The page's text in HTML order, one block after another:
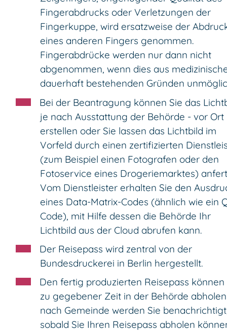
Fingerabdrucks oder Verletzungen der
Fingerkuppe, wird ersatzweise der
eines anderen Fingers genommen.
Fingerabdrücke werden nur dann nicht
abgenommen, wenn dies aus
dauerhaft bestehenden Gründen
Bei der Beantragung können Sie das
je nach Ausstattung der Behörde - vor Ort
erstellen oder Sie lassen das Lichtbild im
Vorfeld durch einen zertifizierten
(zum Beispiel einen Fotografen oder den
Fotoservice eines Drogeriemarktes)
Vom Dienstleister erhalten Sie den
eines Data-Matrix-Codes (ähnlich wie ein
Code), mit Hilfe dessen die Behörde Ihr
Lichtbild aus der Cloud abrufen kann.
Der Reisepass wird zentral von der
Bundesdruckerei in Berlin hergestellt.
Den fertig produzierten Reisepass können
zu gegebener Zeit in der Behörde
nach Gemeinde werden Sie
sobald Sie Ihren Reisepass abholen